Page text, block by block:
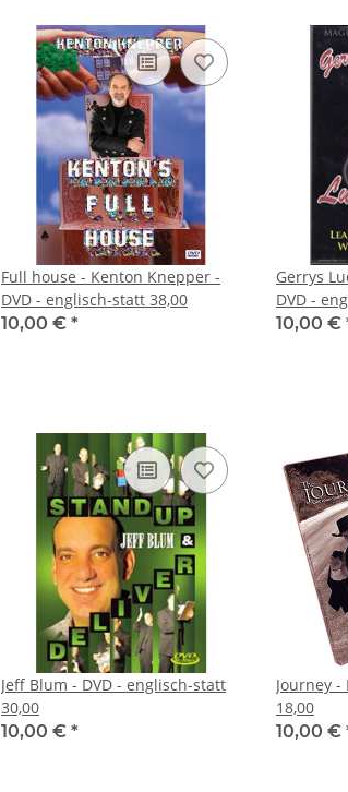
Full house - Kenton Knepper -
DVD - englisch-statt 38,00
10,00 € *
Gerrys
DVD
10,00 €
Jeff Blum - DVD - englisch-statt
30,00
10,00 € *
Journey - Lonnie Chevrie- statt
18,00
10,00 €